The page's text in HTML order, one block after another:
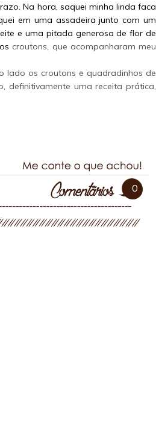
Na hora, saquei minha linda faca
em uma assadeira junto com um
e uma pitada generosa de flor de
croutons, que acompanharam meu
lado os croutons e quadradinhos de
definitivamente uma receita prática,
0